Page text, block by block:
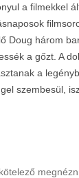
a filmekkel
Doug három
a gőzt. A
a
szembesül,